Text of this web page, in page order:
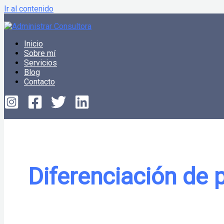
Ir al contenido
Inicio
Sobre mí
Servicios
Blog
Contacto
Diferenciación de